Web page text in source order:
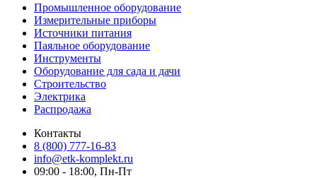
Промышленное оборудование
Измерительные приборы
Источники питания
Паяльное оборудование
Инструменты
Оборудование для сада и дачи
Строительство
Электрика
Распродажа
Контакты
8 (800) 777-16-83
info@etk-komplekt.ru
09:00 - 18:00, Пн-Пт